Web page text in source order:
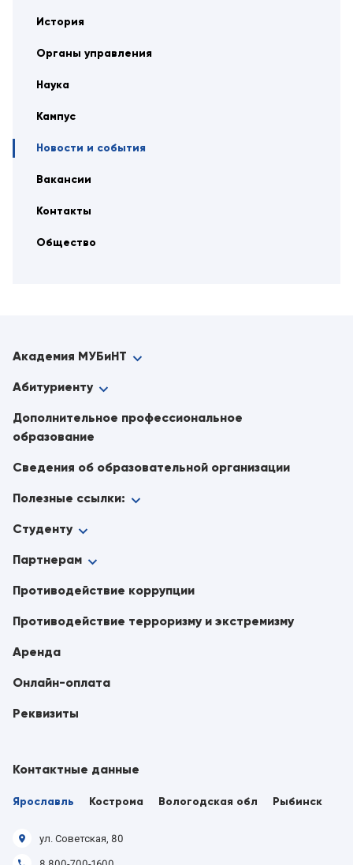
История
Органы управления
Наука
Кампус
Новости и события
Вакансии
Контакты
Общество
Академия МУБиНТ
Абитуриенту
Дополнительное профессиональное
образование
Сведения об образовательной организации
Полезные ссылки:
Студенту
Партнерам
Противодействие коррупции
Противодействие терроризму и экстремизму
Аренда
Онлайн-оплата
Реквизиты
Контактные данные
Ярославль Кострома Вологодская обл Рыбинск
ул. Советская, 80